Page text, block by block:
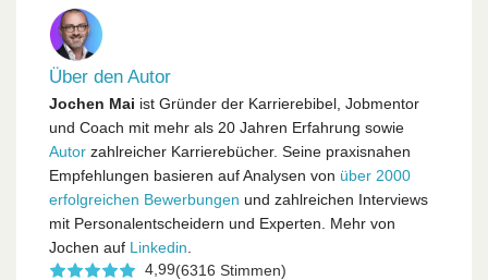
Über den Autor
Jochen Mai ist Gründer der Karrierebibel, Jobmentor
und Coach mit mehr als 20 Jahren Erfahrung sowie
Autor zahlreicher Karrierebücher. Seine praxisnahen
Empfehlungen basieren auf Analysen von über 2000
erfolgreichen Bewerbungen und zahlreichen Interviews
mit Personalentscheidern und Experten. Mehr von
Jochen auf Linkedin
4,99(6316 Stimmen)